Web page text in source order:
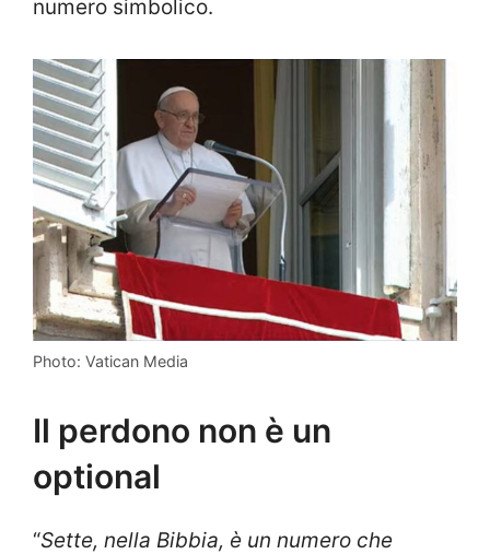
numero simbolico.
Photo: Vatican Media
Il perdono non è un
optional
“Sette, nella Bibbia, è un numero che